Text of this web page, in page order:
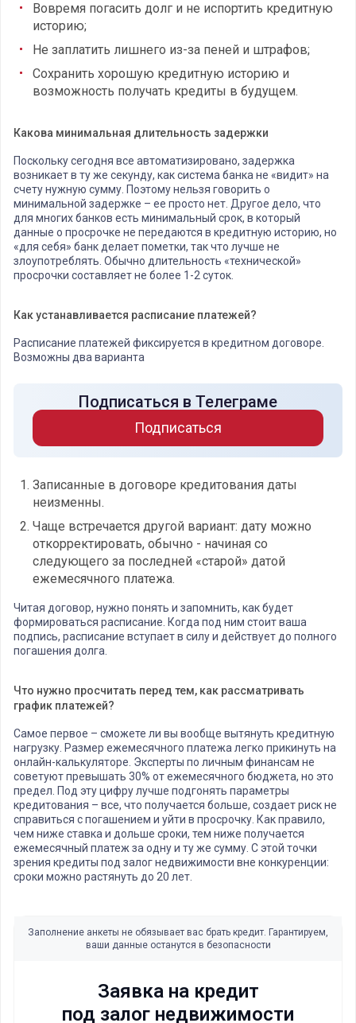
Вовремя погасить долг и не испортить кредитную
историю;
Не заплатить лишнего из-за пеней и штрафов;
Сохранить хорошую кредитную историю и
возможность получать кредиты в будущем.
Какова минимальная длительность задержки
Поскольку сегодня все автоматизировано, задержка
возникает в ту же секунду, как система банка не «видит» на
счету нужную сумму. Поэтому нельзя говорить о
минимальной задержке – ее просто нет. Другое дело, что
для многих банков есть минимальный срок, в который
данные о просрочке не передаются в кредитную историю, но
«для себя» банк делает пометки, так что лучше не
злоупотреблять. Обычно длительность «технической»
просрочки составляет не более 1-2 суток.
Как устанавливается расписание платежей?
Расписание платежей фиксируется в кредитном договоре.
Возможны два варианта
Подписаться в Телеграме
Подписаться
Записанные в договоре кредитования даты
неизменны.
Чаще встречается другой вариант: дату можно
откорректировать, обычно - начиная со
следующего за последней «старой» датой
ежемесячного платежа.
Читая договор, нужно понять и запомнить, как будет
формироваться расписание. Когда под ним стоит ваша
подпись, расписание вступает в силу и действует до полного
погашения долга.
Что нужно просчитать перед тем, как рассматривать
график платежей?
Самое первое – сможете ли вы вообще вытянуть кредитную
нагрузку. Размер ежемесячного платежа легко прикинуть на
онлайн-калькуляторе. Эксперты по личным финансам не
советуют превышать 30% от ежемесячного бюджета, но это
предел. Под эту цифру лучше подгонять параметры
кредитования – все, что получается больше, создает риск не
справиться с погашением и уйти в просрочку. Как правило,
чем ниже ставка и дольше сроки, тем ниже получается
ежемесячный платеж за одну и ту же сумму. С этой точки
зрения кредиты под залог недвижимости вне конкуренции:
сроки можно растянуть до 20 лет.
Заполнение анкеты не обязывает вас брать кредит. Гарантируем,
ваши данные останутся в безопасности
Заявка на кредит
под залог недвижимости